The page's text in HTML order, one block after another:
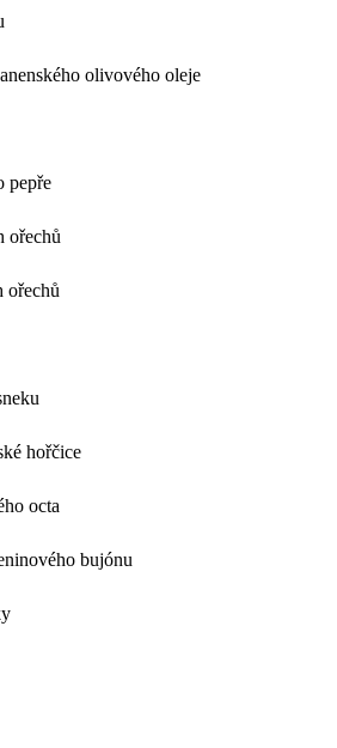
olivového oleje
pepře
ořechů
ořechů
hořčice
octa
bujónu